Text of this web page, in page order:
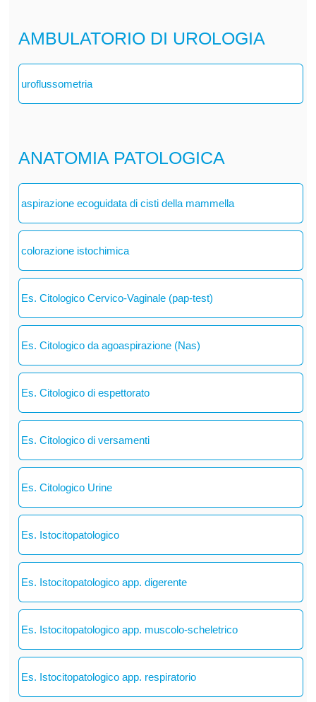
AMBULATORIO DI UROLOGIA
uroflussometria
ANATOMIA PATOLOGICA
aspirazione ecoguidata di cisti della mammella
colorazione istochimica
Es. Citologico Cervico-Vaginale (pap-test)
Es. Citologico da agoaspirazione (Nas)
Es. Citologico di espettorato
Es. Citologico di versamenti
Es. Citologico Urine
Es. Istocitopatologico
Es. Istocitopatologico app. digerente
Es. Istocitopatologico app. muscolo-scheletrico
Es. Istocitopatologico app. respiratorio